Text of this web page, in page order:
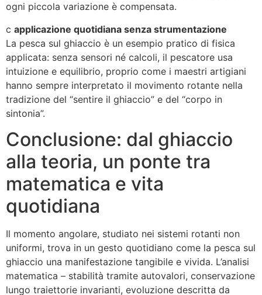
ogni piccola variazione è compensata.
c applicazione quotidiana senza strumentazione
La pesca sul ghiaccio è un esempio pratico di fisica
applicata: senza sensori né calcoli, il pescatore usa
intuizione e equilibrio, proprio come i maestri artigiani
hanno sempre interpretato il movimento rotante nella
tradizione del “sentire il ghiaccio” e del “corpo in
sintonia”.
Conclusione: dal ghiaccio
alla teoria, un ponte tra
matematica e vita
quotidiana
Il momento angolare, studiato nei sistemi rotanti non
uniformi, trova in un gesto quotidiano come la pesca sul
ghiaccio una manifestazione tangibile e vivida. L’analisi
matematica – stabilità tramite autovalori, conservazione
lungo traiettorie invarianti, evoluzione descritta da